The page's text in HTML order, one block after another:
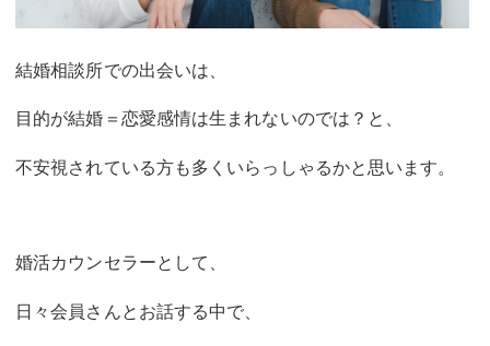
結婚相談所での出会いは、
目的が結婚＝恋愛感情は生まれないのでは？と、
不安視されている方も多くいらっしゃるかと思います。
婚活カウンセラーとして、
日々会員さんとお話する中で、